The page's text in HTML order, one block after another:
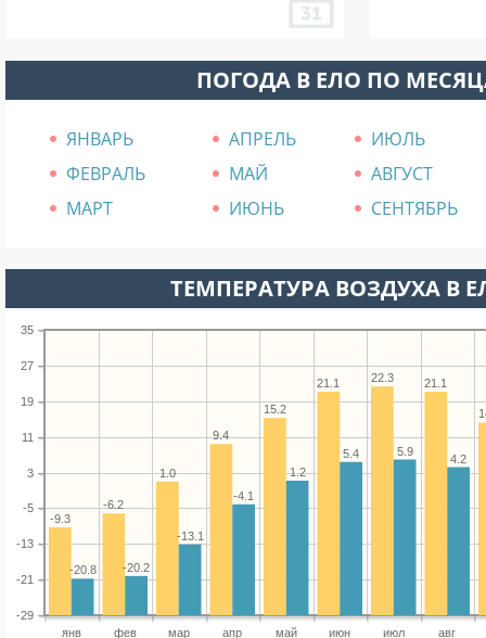
ПОГОДА В ЕЛО ПО
ЯНВАРЬ АПРЕЛЬ
ИЮЛЬ
ФЕВРАЛЬ
МАЙ
АВГУСТ
МАРТ
ИЮНЬ СЕНТЯБРЬ
ТЕМПЕРАТУРА ВОЗДУХА В
янв фев мар апр май июн июл авг
-29
-21
-13
-5
3
11
19
27
35
21.1
22.3
21.1
15.2
9.4
1.0
-6.2
-9.3
4.2
5.9
5.4
1.2
-4.1
-13.1
-20.2
-20.8